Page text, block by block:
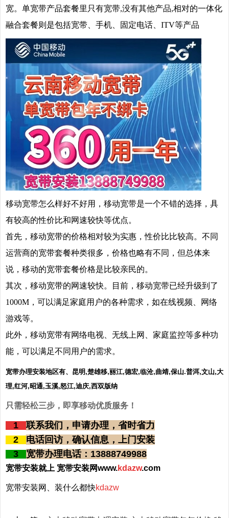
宽。单宽带产品套餐里只有宽带,没有其他产品,相对的一体化
融合套餐则是包括宽带、手机、固定电话、ITV等产品
移动宽带怎么样好不好用，移动宽带是一个不错的选择，具
有较高的性价比和网速较快等优点。
首先，移动宽带的价格相对较为实惠，性价比比较高。不同
运营商的宽带套餐种类很多，价格也略有不同，但总体来
说，移动的宽带套餐价格是比较亲民的。
其次，移动宽带的网速较快。目前，移动宽带已经升级到了
1000M，可以满足家庭用户的各种需求，如在线视频、网络
游戏等。
此外，移动宽带有网络电视、无线上网、家庭监控等多种功
能，可以满足不同用户的需求。
宽带办理安装地区有、昆明,楚雄移,丽江,德宏,临沧,曲靖,保山.普洱,文山,大
理,红河,昭通,玉溪,怒江,迪庆,西双版纳
只需轻松三步，即享移动优质服务！
1
联系我们，申请办理，省时省力
2
电话回访，确认信息，上门安装
3
宽带办理电话：13888749988
宽带安装就上 宽带安装网www.kdazw.com
宽带安装网、装什么都快kdazw